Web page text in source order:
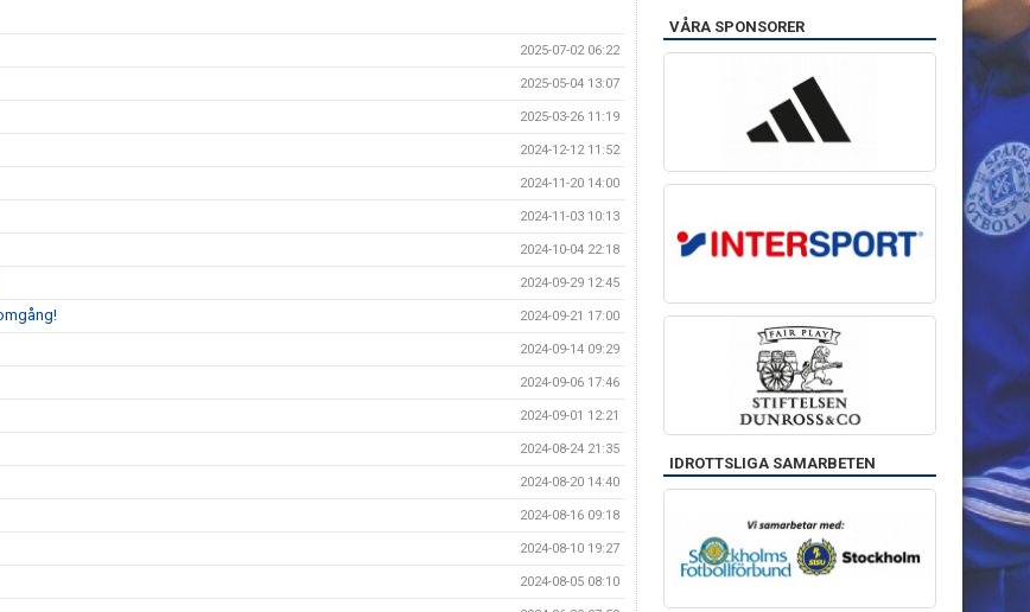
2025-07-02 06:22
2025-05-04 13:07
2025-03-26 11:19
2024-12-12 11:52
2024-11-20 14:00
2024-11-03 10:13
2024-10-04 22:18
2024-09-29 12:45
2024-09-21 17:00
2024-09-14 09:29
2024-09-06 17:46
2024-09-01 12:21
2024-08-24 21:35
2024-08-20 14:40
2024-08-16 09:18
2024-08-10 19:27
2024-08-05 08:10
VÅRA SPONSORER
IDROTTSLIGA SAMARBETEN